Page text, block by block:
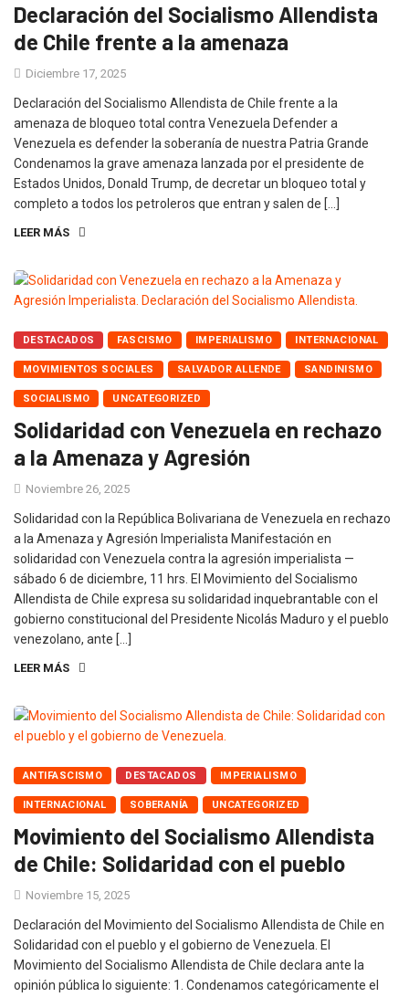
Declaración del Socialismo Allendista
de Chile frente a la amenaza
Diciembre 17, 2025
Declaración del Socialismo Allendista de Chile frente a la
amenaza de bloqueo total contra Venezuela Defender a
Venezuela es defender la soberanía de nuestra Patria Grande
Condenamos la grave amenaza lanzada por el presidente de
Estados Unidos, Donald Trump, de decretar un bloqueo total y
completo a todos los petroleros que entran y salen de […]
LEER MÁS
DESTACADOS FASCISMO IMPERIALISMO INTERNACIONAL
MOVIMIENTOS SOCIALES SALVADOR ALLENDE SANDINISMO
SOCIALISMO UNCATEGORIZED
Solidaridad con Venezuela en rechazo
a la Amenaza y Agresión
Noviembre 26, 2025
Solidaridad con la República Bolivariana de Venezuela en rechazo
a la Amenaza y Agresión Imperialista Manifestación en
solidaridad con Venezuela contra la agresión imperialista —
sábado 6 de diciembre, 11 hrs. El Movimiento del Socialismo
Allendista de Chile expresa su solidaridad inquebrantable con el
gobierno constitucional del Presidente Nicolás Maduro y el pueblo
venezolano, ante […]
LEER MÁS
ANTIFASCISMO DESTACADOS IMPERIALISMO
INTERNACIONAL SOBERANÍA UNCATEGORIZED
Movimiento del Socialismo Allendista
de Chile: Solidaridad con el pueblo
Noviembre 15, 2025
Declaración del Movimiento del Socialismo Allendista de Chile en
Solidaridad con el pueblo y el gobierno de Venezuela. El
Movimiento del Socialismo Allendista de Chile declara ante la
opinión pública lo siguiente: 1. Condenamos categóricamente el